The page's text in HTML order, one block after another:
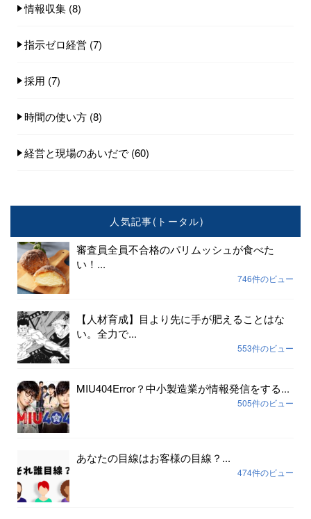
情報収集 (8)
指示ゼロ経営 (7)
採用 (7)
時間の使い方 (8)
経営と現場のあいだで (60)
人気記事(トータル)
審査員全員不合格のパリムッシュが食べた
い！...
746件のビュー
【人材育成】目より先に手が肥えることはな
い。全力で...
553件のビュー
MIU404Error？中小製造業が情報発信をする...
505件のビュー
あなたの目線はお客様の目線？...
474件のビュー